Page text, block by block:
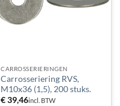
CARROSSERIERINGEN
Carrosseriering RVS,
M10x36 (1,5), 200 stuks.
€39,46incl. BTW